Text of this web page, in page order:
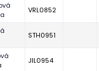
VRL0852
STH0951
JIL0954